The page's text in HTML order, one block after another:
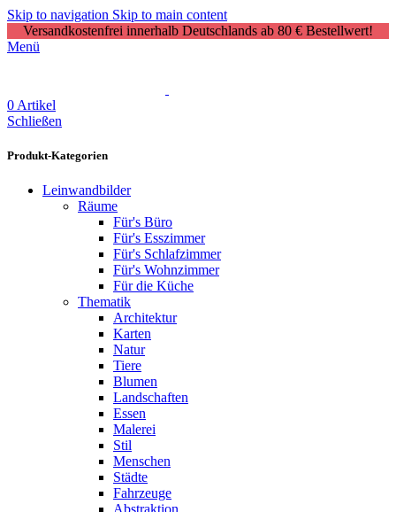
Skip to navigation Skip to main content
Versandkostenfrei innerhalb Deutschlands ab 80 € Bestellwert!
Menü
0 Artikel
Schließen
Produkt-Kategorien
Leinwandbilder
Räume
Für's Büro
Für's Esszimmer
Für's Schlafzimmer
Für's Wohnzimmer
Für die Küche
Thematik
Architektur
Karten
Natur
Tiere
Blumen
Landschaften
Essen
Malerei
Stil
Menschen
Städte
Fahrzeuge